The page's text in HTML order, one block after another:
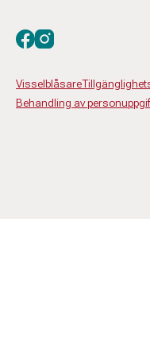
Visselblåsare
Behandling av
Besök oss på facebook
Besök oss på